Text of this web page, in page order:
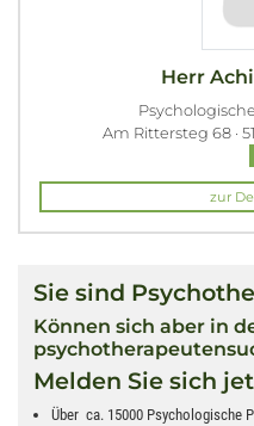
Herr
Am Rittersteg 68 ·
zur
Sie sind
Können sich aber in
Melden Sie sich
Über ca. 15000 Psychologische